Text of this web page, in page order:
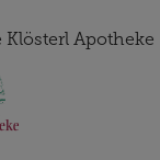
Apotheke